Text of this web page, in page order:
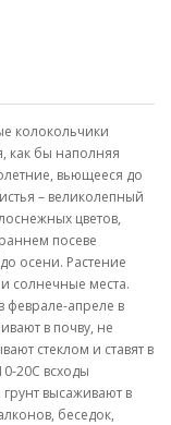
колокольчики
как бы наполняя
вьющееся до
– великолепный
цветов,
посеве
осени. Растение
солнечные места.
феврале-апреле в
в почву, не
стеклом и ставят в
20С всходы
высаживают в
беседок,